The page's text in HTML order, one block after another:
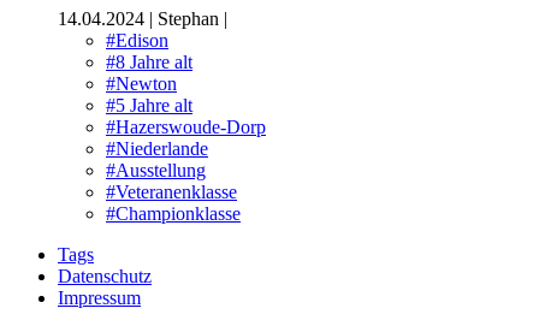
14.04.2024 Stephan
#Edison
#8 Jahre alt
#Newton
#5 Jahre alt
#Hazerswoude-Dorp
#Niederlande
#Ausstellung
#Veteranenklasse
#Championklasse
Tags
Datenschutz
Impressum